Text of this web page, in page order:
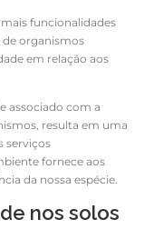
funcionalidades
de organismos
em relação aos
associado com a
resulta em uma
serviços
fornece aos
da nossa espécie.
nos solos